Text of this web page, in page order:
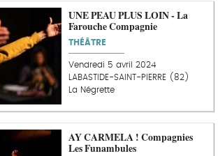
UNE PEAU PLUS LOIN - La
Farouche Compagnie
THÉÂTRE
Vendredi 5 avril 2024
LABASTIDE-SAINT-PIERRE (82)
La Négrette
AY CARMELA ! Compagnies
Les Funambules